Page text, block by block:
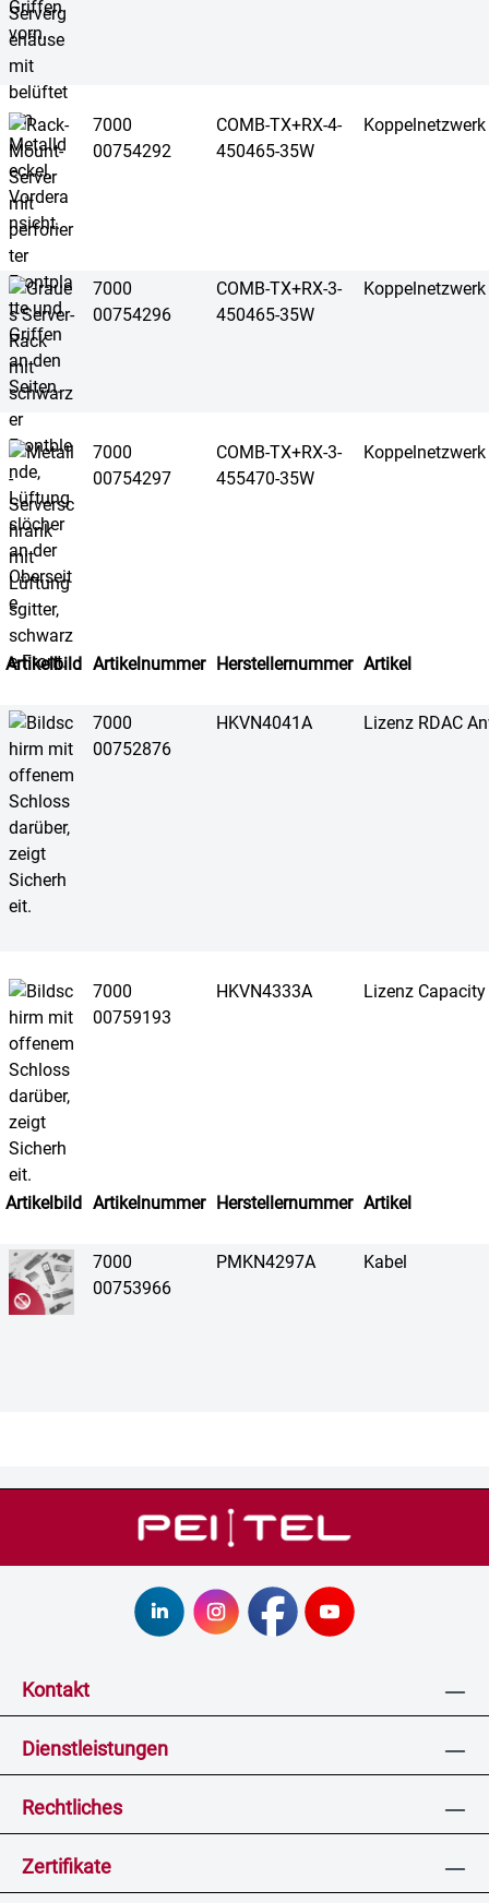
7000
00754292
COMB-TX+RX-4-
450465-35W
Koppelnetzwerk
7000
00754296
COMB-TX+RX-3-
450465-35W
Koppelnetzwerk
7000
00754297
COMB-TX+RX-3-
455470-35W
Koppelnetzwerk
Artikelbild Artikelnummer Herstellernummer Artikel
7000
00752876
HKVN4041A Lizenz RDAC
7000
00759193
HKVN4333A Lizenz Capacity
Artikelbild Artikelnummer Herstellernummer Artikel
7000
00753966
PMKN4297A Kabel
Kontakt
Dienstleistungen
Rechtliches
Zertifikate